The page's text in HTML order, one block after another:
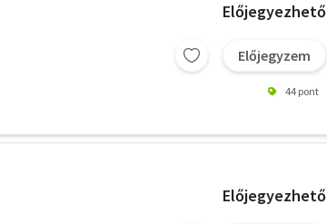
Előjegyezhető
Előjegyzem
44 pont
Előjegyezhető